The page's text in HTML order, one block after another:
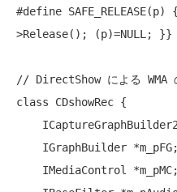
#define SAFE_RELEASE(p)
>Release(); (p)=NULL ; }}
// DirectShow による WMA
class CDshowRec {